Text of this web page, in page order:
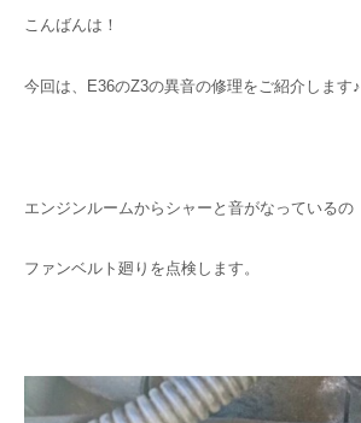
こんばんは！
今回は、E36のZ3の異音の修理をご紹介します♪
エンジンルームからシャーと音がなっているの
ファンベルト廻りを点検します。